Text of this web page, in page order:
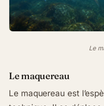
Le
Le maquereau
Le maquereau est